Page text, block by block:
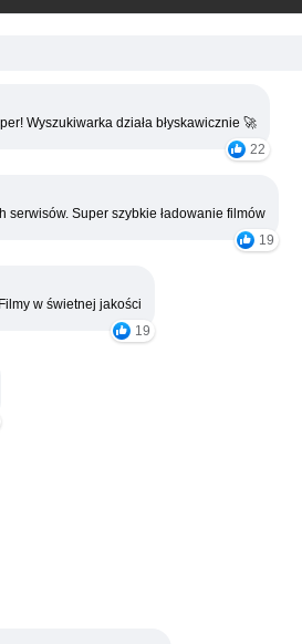
Wyszukiwarka działa błyskawicznie 🚀
22
Super szybkie ładowanie filmów
19
w świetnej jakości
19